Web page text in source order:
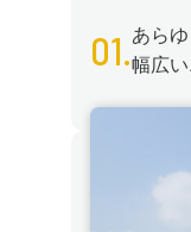
01.あら
幅広